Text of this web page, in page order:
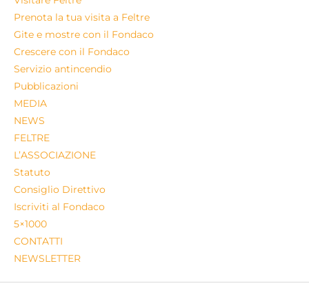
Prenota la tua visita a Feltre
Gite e mostre con il Fondaco
Crescere con il Fondaco
Servizio antincendio
Pubblicazioni
MEDIA
NEWS
FELTRE
L’ASSOCIAZIONE
Statuto
Consiglio Direttivo
Iscriviti al Fondaco
5×1000
CONTATTI
NEWSLETTER